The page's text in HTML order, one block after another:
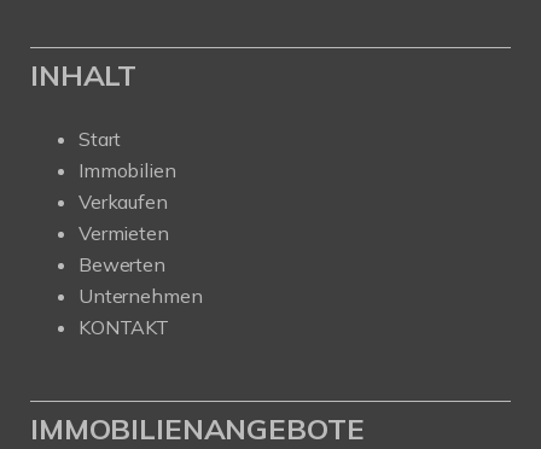
INHALT
Start
Immobilien
Verkaufen
Vermieten
Bewerten
Unternehmen
KONTAKT
IMMOBILIENANGEBOTE